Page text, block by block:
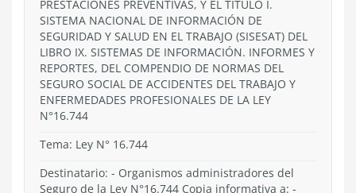
PRESTACIONES PREVENTIVAS, Y EL TÍTULO I.
SISTEMA NACIONAL DE INFORMACIÓN DE
SEGURIDAD Y SALUD EN EL TRABAJO (SISESAT) DEL
LIBRO IX. SISTEMAS DE INFORMACIÓN. INFORMES Y
REPORTES, DEL COMPENDIO DE NORMAS DEL
SEGURO SOCIAL DE ACCIDENTES DEL TRABAJO Y
ENFERMEDADES PROFESIONALES DE LA LEY
N°16.744
Tema: Ley N° 16.744
Destinatario: - Organismos administradores del
Seguro de la Ley N°16.744 Copia informativa a: -